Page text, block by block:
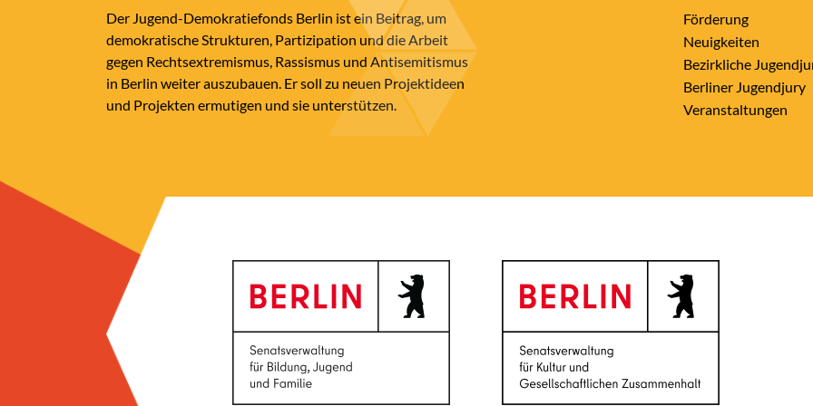
Der Jugend-Demokratiefonds Berlin ist ein Beitrag, um
demokratische Strukturen, Partizipation und die Arbeit
gegen Rechtsextremismus, Rassismus und Antisemitismus
in Berlin weiter auszubauen. Er soll zu neuen Projektideen
und Projekten ermutigen und sie unterstützen.
Förderung
Neuigkeiten
Bezirkliche
Berliner Jugendjury
Veranstaltungen